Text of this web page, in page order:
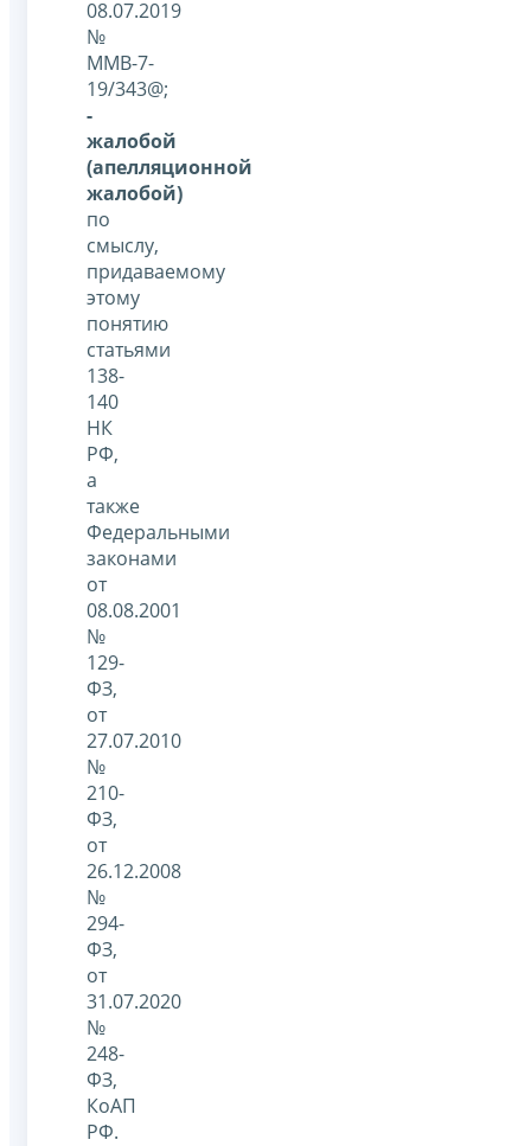
08.07.2019
№
ММВ-7-
19/343@;
-
жалобой
(апелляционной
жалобой)
по
смыслу,
придаваемому
этому
понятию
статьями
138-
140
НК
РФ,
а
также
Федеральными
законами
от
08.08.2001
№
129-
ФЗ,
от
27.07.2010
№
210-
ФЗ,
от
26.12.2008
№
294-
ФЗ,
от
31.07.2020
№
248-
ФЗ,
КоАП
РФ.